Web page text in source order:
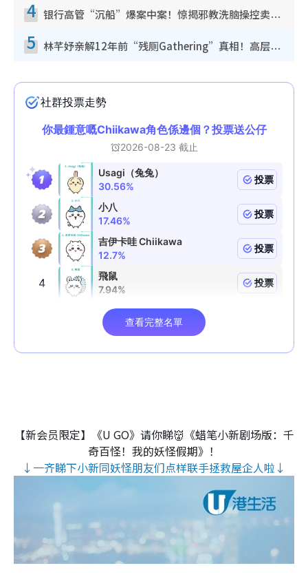
4 银行高管“沉船”爆案中案！惊揭邪教洗脑操控卖淫被吞600万，幕后黑手讲多错多
5 林芊妤亲解12年前“残厕Gathering”真相！高层解约一句话重创尊严，至今拒返TVB
【新会员限定】《U GO》请你睇👹《蜡笔小新剧场版：千
奇百怪！我的妖怪假期》！
↓一齐睇下小新同妖怪朋友们点样联手拯救屋企人啦↓